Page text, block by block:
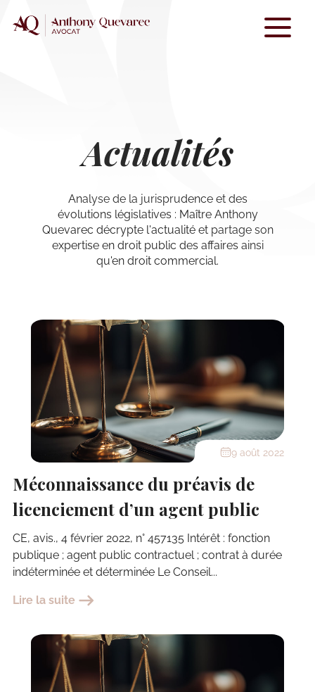
Actualités
Analyse de la jurisprudence et des
évolutions législatives : Maître Anthony
Quevarec décrypte l'actualité et partage son
expertise en droit public des affaires ainsi
qu'en droit commercial.
9 août 2022
Méconnaissance du préavis de
licenciement d’un agent public
CE, avis., 4 février 2022, n° 457135 Intérêt : fonction
publique ; agent public contractuel ; contrat à durée
indéterminée et déterminée Le Conseil...
Lire la suite